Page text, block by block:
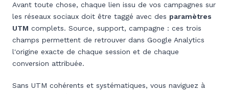
Avant toute chose, chaque lien issu de vos campagnes sur
les réseaux sociaux doit être taggé avec des paramètres
UTM complets. Source, support, campagne : ces trois
champs permettent de retrouver dans Google Analytics
l'origine exacte de chaque session et de chaque
conversion attribuée.
Sans UTM cohérents et systématiques, vous naviguez à